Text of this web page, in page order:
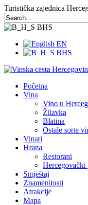
Turistička zajednica
BHS
EN
BHS
Početna
Vina
Vino u
Žilavka
Blatina
Ostale sorte
Vinari
Hrana
Restorani
Hercegovački
Smještaj
Znamenitosti
Atrakcije
Mapa